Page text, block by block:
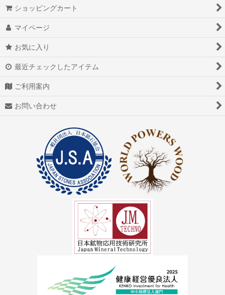
ショッピングカート
マイページ
お気に入り
最近チェックしたアイテム
ご利用案内
お問い合わせ